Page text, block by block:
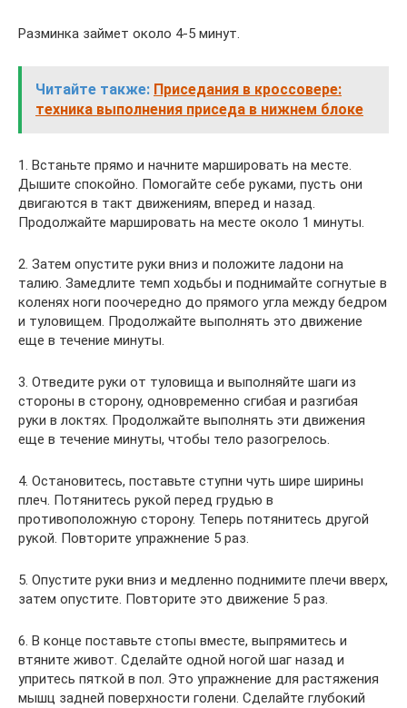
Разминка займет около 4-5 минут.
Читайте также: Приседания в кроссовере:
техника выполнения приседа в нижнем блоке
1. Встаньте прямо и начните маршировать на месте.
Дышите спокойно. Помогайте себе руками, пусть они
двигаются в такт движениям, вперед и назад.
Продолжайте маршировать на месте около 1 минуты.
2. Затем опустите руки вниз и положите ладони на
талию. Замедлите темп ходьбы и поднимайте согнутые в
коленях ноги поочередно до прямого угла между бедром
и туловищем. Продолжайте выполнять это движение
еще в течение минуты.
3. Отведите руки от туловища и выполняйте шаги из
стороны в сторону, одновременно сгибая и разгибая
руки в локтях. Продолжайте выполнять эти движения
еще в течение минуты, чтобы тело разогрелось.
4. Остановитесь, поставьте ступни чуть шире ширины
плеч. Потянитесь рукой перед грудью в
противоположную сторону. Теперь потянитесь другой
рукой. Повторите упражнение 5 раз.
5. Опустите руки вниз и медленно поднимите плечи вверх,
затем опустите. Повторите это движение 5 раз.
6. В конце поставьте стопы вместе, выпрямитесь и
втяните живот. Сделайте одной ногой шаг назад и
упритесь пяткой в пол. Это упражнение для растяжения
мышц задней поверхности голени. Сделайте глубокий